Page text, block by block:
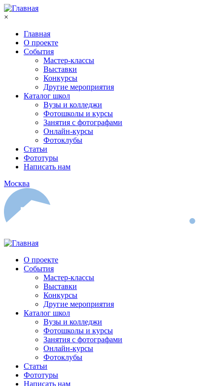
Перейти к основному содержанию
×
Главная
О проекте
События
Мастер-классы
Выставки
Конкурсы
Другие мероприятия
Каталог школ
Вузы и колледжи
Фотошколы и курсы
Занятия с фотографами
Онлайн-курсы
Фотоклубы
Статьи
Фототуры
Написать нам
Москва
О проекте
События
Мастер-классы
Выставки
Конкурсы
Другие мероприятия
Каталог школ
Вузы и колледжи
Фотошколы и курсы
Занятия с фотографами
Онлайн-курсы
Фотоклубы
Статьи
Фототуры
Написать нам